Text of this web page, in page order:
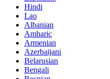
Hindi
Lao
Albanian
Amharic
Armenian
Azerbaijani
Belarusian
Bengali